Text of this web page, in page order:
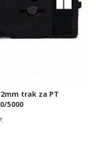
trak za PT
5000